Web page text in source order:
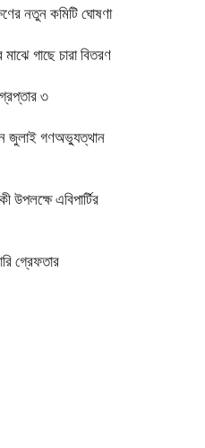
নতুন কমিটি ঘোষণা
গাছে চারা বিতরণ
৩
জুলাই গণঅভ্যুত্থান
উপলক্ষে এবিপার্টির
গ্রেফতার